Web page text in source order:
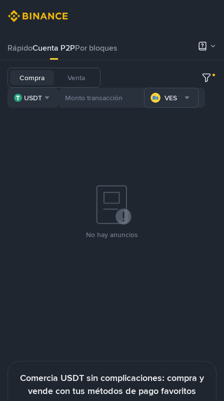
RápidoCuenta P2PPor bloques
Compra Venta
USDT VES
No hay anuncios
Comercia USDT sin complicaciones: compra y
vende con tus métodos de pago favoritos